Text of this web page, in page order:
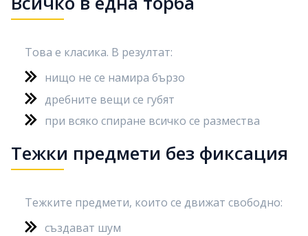
Това е класика. В резултат:
нищо не се намира бързо
дребните вещи се губят
при всяко спиране всичко се размества
Тежки предмети без фиксация
Тежките предмети, които се движат свободно:
създават шум